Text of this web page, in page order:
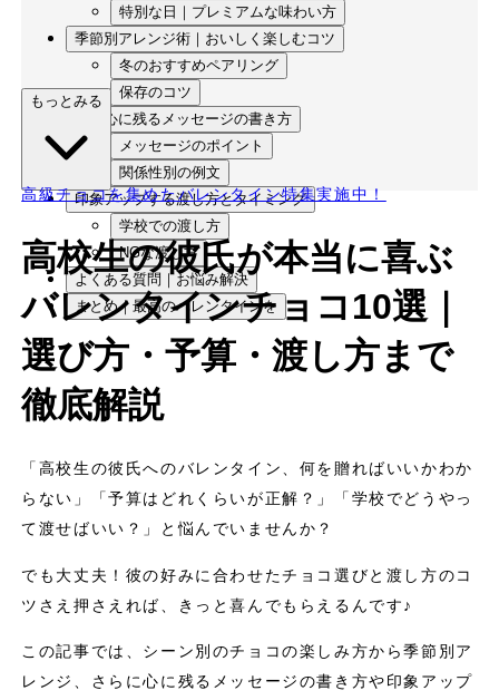
特別な日｜プレミアムな味わい方
季節別アレンジ術｜おいしく楽しむコツ
冬のおすすめペアリング
保存のコツ
彼の心に残るメッセージの書き方
メッセージのポイント
関係性別の例文
印象アップする渡し方とタイミング
学校での渡し方
NGな渡し方
よくある質問｜お悩み解決
まとめ｜最高のバレンタインを
もっとみる
高級チョコを集めたバレンタイン特集実施中！
高校生の彼氏が本当に喜ぶ
バレンタインチョコ10選｜
選び方・予算・渡し方まで
徹底解説
「高校生の彼氏へのバレンタイン、何を贈ればいいかわか
らない」「予算はどれくらいが正解？」「学校でどうやっ
て渡せばいい？」と悩んでいませんか？
でも大丈夫！彼の好みに合わせたチョコ選びと渡し方のコ
ツさえ押さえれば、きっと喜んでもらえるんです♪
この記事では、シーン別のチョコの楽しみ方から季節別ア
レンジ、さらに心に残るメッセージの書き方や印象アップ